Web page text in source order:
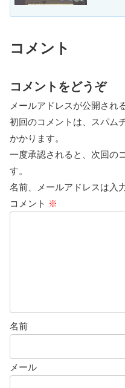
コメント
コメントをどうぞ
メールアドレスが公開され
初回のコメントは、スパム
かかります。
一度承認されると、次回の
す。
名前、メールアドレスは入
コメント ※
名前
メール